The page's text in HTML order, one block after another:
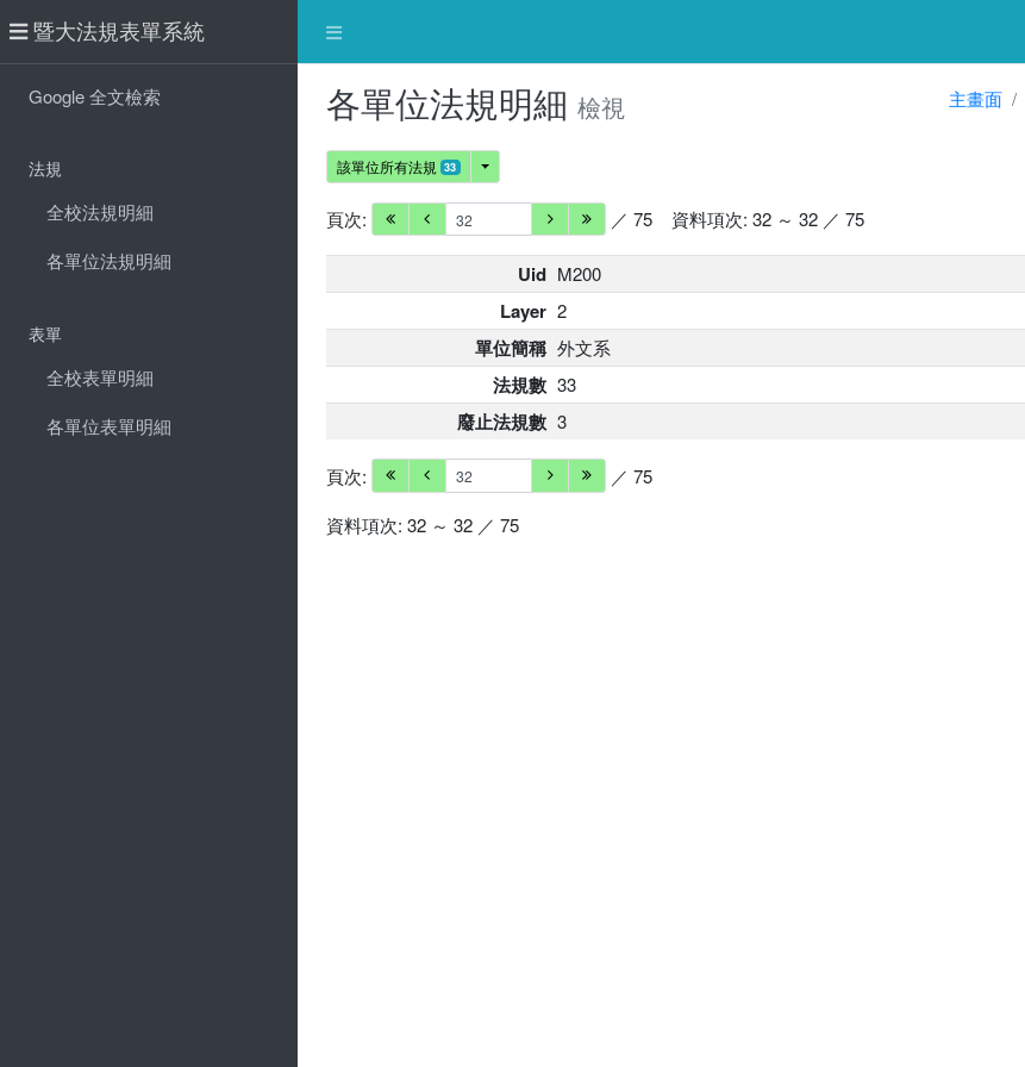
暨大法規表單系統
Google 全文檢索
法規
全校法規明細
各單位法規明細
表單
全校表單明細
各單位表單明細
各單位法規明細 檢視 主畫面
該單位所有法規 33
頁次: ／ 75 資料項次: 32 ～ 32 ／ 75
Uid M200
Layer 2
單位簡稱 外文系
法規數 33
廢止法規數 3
頁次:
／ 75
資料項次: 32 ～ 32 ／ 75